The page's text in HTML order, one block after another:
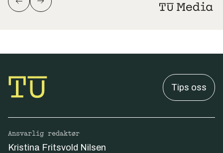
Tips oss
Ansvarlig redaktør
Kristina Fritsvold Nilsen